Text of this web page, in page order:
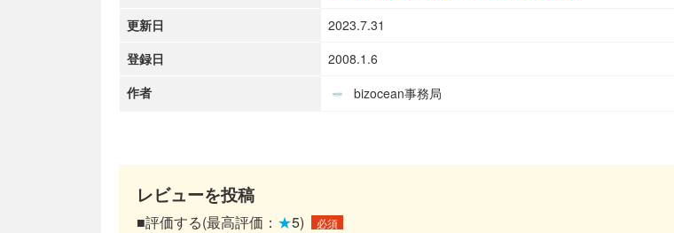
更新日
2023.7.31
登録日
2008.1.6
作者
bizocean事務局
レビューを投稿
■評価する(最高評価： ★5) 必須